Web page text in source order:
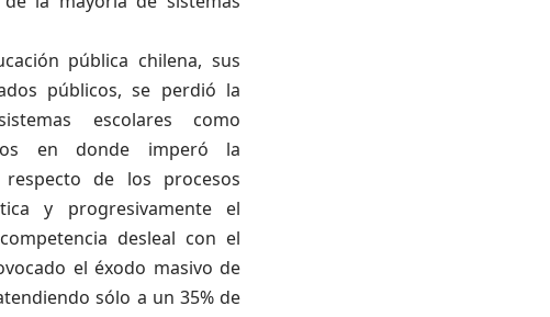
pública chilena, sus
públicos, se perdió la
escolares como
en donde imperó la
de los procesos
y progresivamente el
desleal con el
el éxodo masivo de
sólo a un 35% de